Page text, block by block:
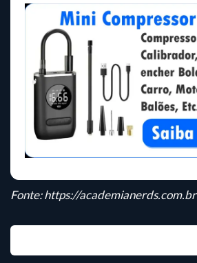
Fonte:https://academianerds.com.br